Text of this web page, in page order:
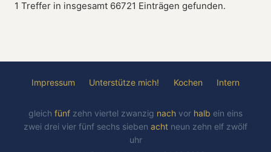
1 Treffer in insgesamt 66721 Einträgen gefunden.
Impressum Unterstütze mich! Kochen Intern
gleich fünf zehn viertel zwanzig nach vor halb ein eins
zwei drei vier fünf sechs sieben acht neun zehn elf zwölf
uhr